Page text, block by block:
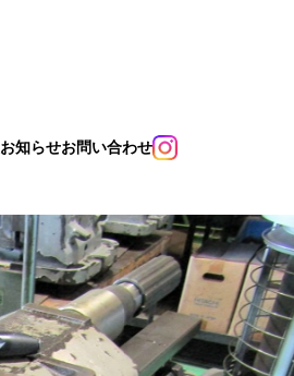
お知らせお問い合わせ